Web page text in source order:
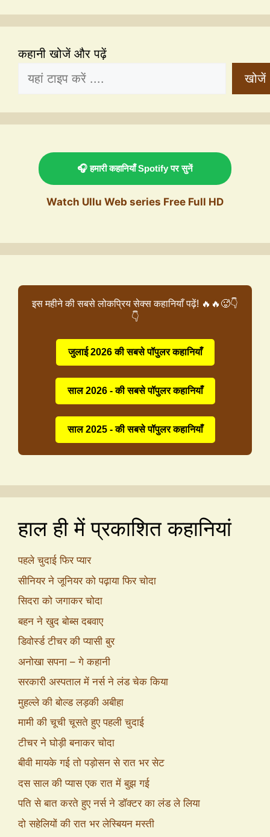
कहानी खोजें और पढ़ें
खोजें
🎧 हमारी कहानियाँ Spotify पर सुनें
Watch Ullu Web series Free Full HD
इस महीने की सबसे लोकप्रिय सेक्स कहानियाँ पढ़ें! 🔥🔥🥵👇
👇
जुलाई 2026 की सबसे पॉपुलर कहानियाँ
साल 2026 - की सबसे पॉपुलर कहानियाँ
साल 2025 - की सबसे पॉपुलर कहानियाँ
हाल ही में प्रकाशित कहानियां
पहले चुदाई फिर प्यार
सीनियर ने जूनियर को पढ़ाया फिर चोदा
सिदरा को जगाकर चोदा
बहन ने खुद बोब्स दबवाए
डिवोर्स्ड टीचर की प्यासी बुर
अनोखा सपना – गे कहानी
सरकारी अस्पताल में नर्स ने लंड चेक किया
मुहल्ले की बोल्ड लड़की अबीहा
मामी की चूची चूसते हुए पहली चुदाई
टीचर ने घोड़ी बनाकर चोदा
बीवी मायके गई तो पड़ोसन से रात भर सेट
दस साल की प्यास एक रात में बुझ गई
पति से बात करते हुए नर्स ने डॉक्टर का लंड ले लिया
दो सहेलियों की रात भर लेस्बियन मस्ती